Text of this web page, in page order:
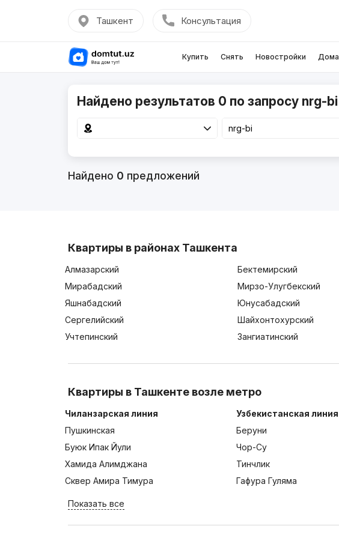
Ташкент Консультация
Купить Снять Новостройки Дома
Найдено результатов 0 по запросу nrg-bi
Найдено 0 предложений
Квартиры в районах Ташкента
Алмазарский Бектемирский
Мирабадский
Мирзо-Улугбекский
Яшнабадский
Юнусабадский
Сергелийский
Шайхонтохурский
Учтепинский
Зангиатинский
Квартиры в Ташкенте возле метро
Чиланзарская линия
Пушкинская
Буюк Ипак Йули
Хамида Алимджана
Сквер Амира Тимура
Узбекистанская линия
Беруни
Чор-Су
Тинчлик
Гафура Гуляма
Показать все